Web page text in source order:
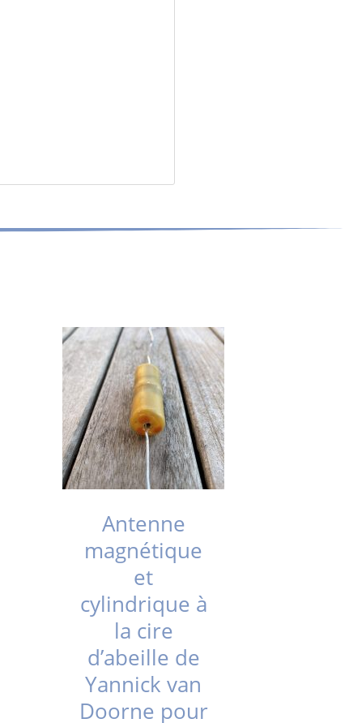
Antenne
magnétique
et
cylindrique à
la cire
d’abeille de
Yannick van
Doorne pour